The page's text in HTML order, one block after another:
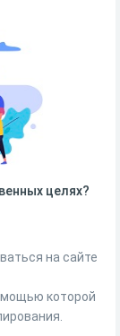
целях?
на сайте
которой